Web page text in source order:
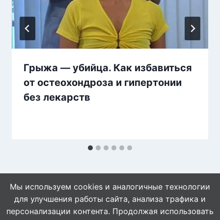
Грыжа — убийца. Как избавиться
от остеохондроза и гипертонии
без лекарств
Мы используем cookies и аналогичные технологии
для улучшения работы сайта, анализа трафика и
персонализации контента. Продолжая использовать